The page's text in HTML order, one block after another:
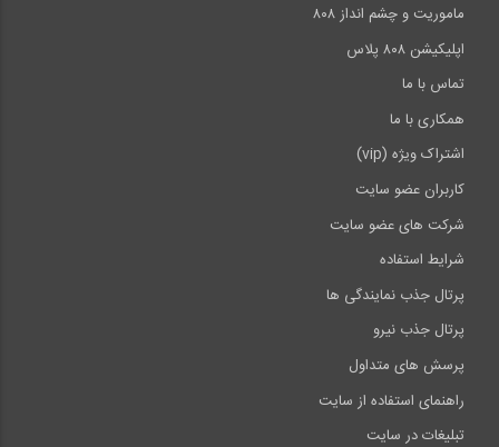
ماموریت و چشم انداز ۸۰۸
اپلیکیشن ۸۰۸ پلاس
تماس با ما
همکاری با ما
اشتراک ویژه (vip)
کاربران عضو سایت
شرکت های عضو سایت
شرایط استفاده
پرتال جذب نمایندگی ها
پرتال جذب نیرو
پرسش های متداول
راهنمای استفاده از سایت
تبلیغات در سایت